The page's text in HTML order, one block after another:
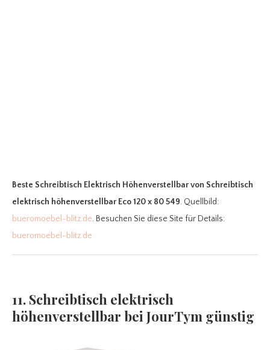
Beste Schreibtisch Elektrisch Höhenverstellbarvon Schreibtisch
elektrisch höhenverstellbar Eco 120 x 80 549. Quellbild:
bueromoebel-blitz.de. Besuchen Sie diese Site für Details:
bueromoebel-blitz.de
11. Schreibtisch elektrisch
höhenverstellbar bei JourTym günstig